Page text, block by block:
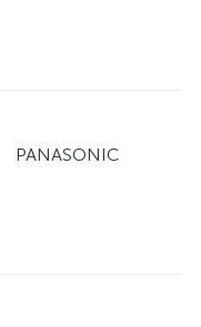
PANASONIC